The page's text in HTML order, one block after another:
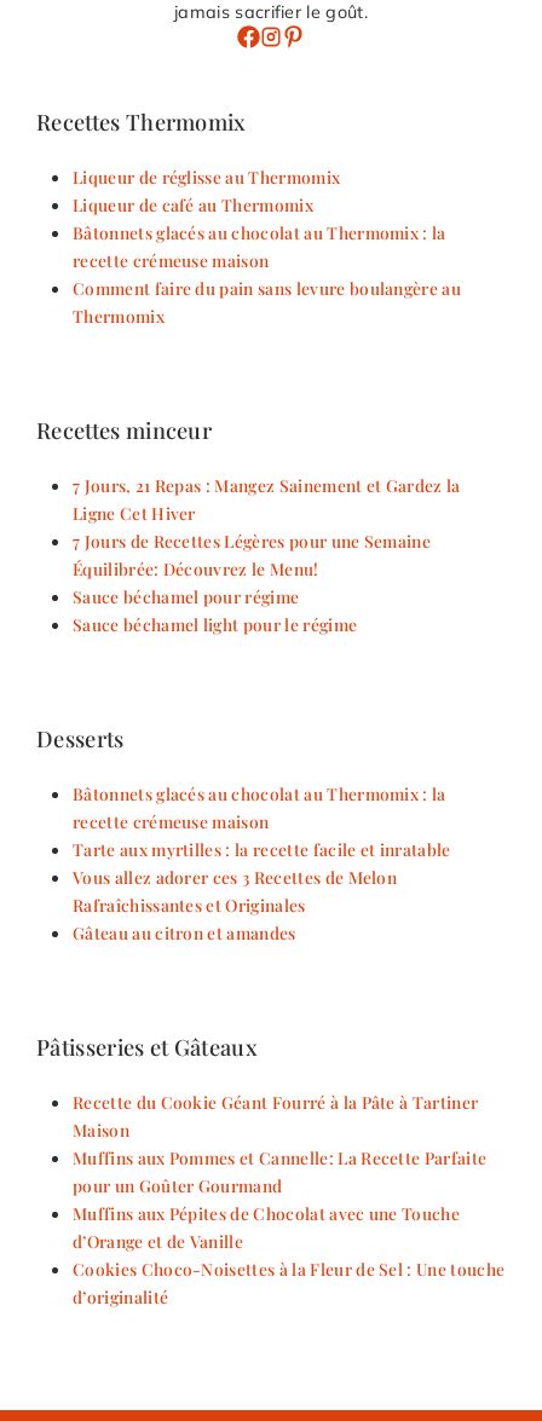
jamais sacrifier le goût.
Recettes Thermomix
Liqueur de réglisse au Thermomix
Liqueur de café au Thermomix
Bâtonnets glacés au chocolat au Thermomix : la
recette crémeuse maison
Comment faire du pain sans levure boulangère au
Thermomix
Recettes minceur
7 Jours, 21 Repas : Mangez Sainement et Gardez la
Ligne Cet Hiver
7 Jours de Recettes Légères pour une Semaine
Équilibrée: Découvrez le Menu!
Sauce béchamel pour régime
Sauce béchamel light pour le régime
Desserts
Bâtonnets glacés au chocolat au Thermomix : la
recette crémeuse maison
Tarte aux myrtilles : la recette facile et inratable
Vous allez adorer ces 3 Recettes de Melon
Rafraîchissantes et Originales
Gâteau au citron et amandes
Pâtisseries et Gâteaux
Recette du Cookie Géant Fourré à la Pâte à Tartiner
Maison
Muffins aux Pommes et Cannelle: La Recette Parfaite
pour un Goûter Gourmand
Muffins aux Pépites de Chocolat avec une Touche
d’Orange et de Vanille
Cookies Choco-Noisettes à la Fleur de Sel : Une touche
d’originalité